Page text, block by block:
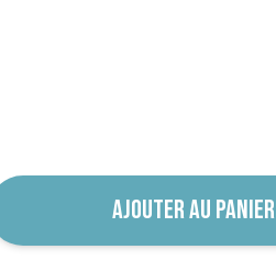
AJOUTER AU PANIER